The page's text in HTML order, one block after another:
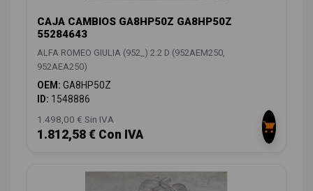
CAJA CAMBIOS GA8HP50Z GA8HP50Z
55284643
ALFA ROMEO GIULIA (952_) 2.2 D (952AEM250,
952AEA250)
OEM: GA8HP50Z
ID: 1548886
1.498,00 € Sin IVA
1.812,58 € Con IVA